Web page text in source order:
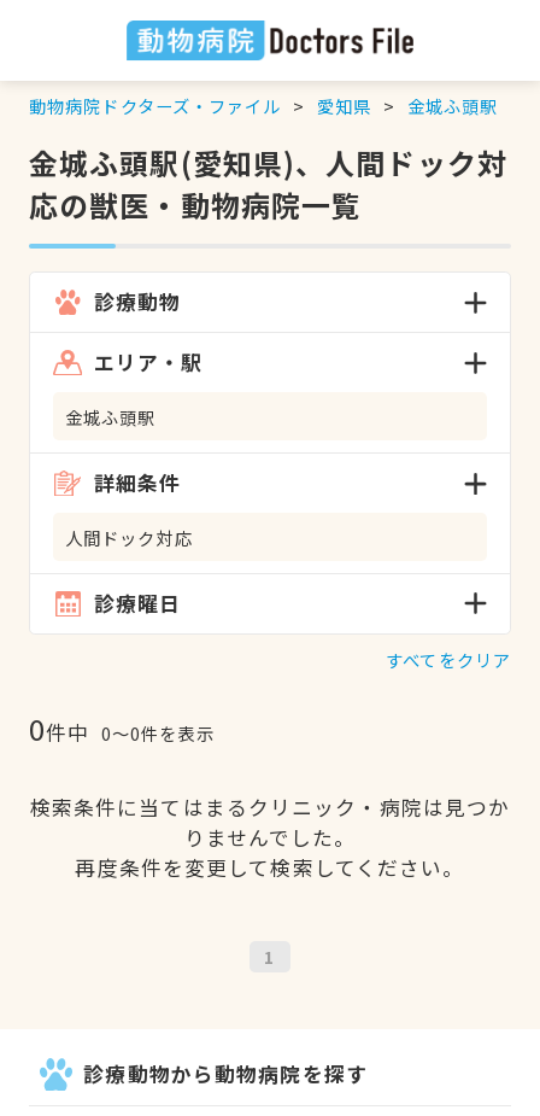
動物病院ドクターズ・ファイル 愛知県 金城ふ頭駅
金城ふ頭駅(愛知県)、人間ドック対
応の獣医・動物病院一覧
診療動物
エリア・駅
金城ふ頭駅
詳細条件
人間ドック対応
診療曜日
すべてをクリア
0件中 0〜0件を表示
検索条件に当てはまるクリニック・病院は見つか
りませんでした。
再度条件を変更して検索してください。
1
診療動物から動物病院を探す